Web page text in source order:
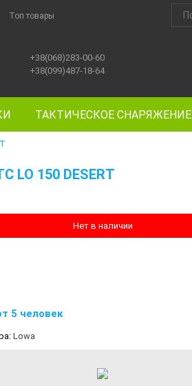
Топ товары
+38(068)283-00-60
+38(099)487-18-64
ТАКТИЧЕСКОЕ СНАРЯЖЕНИЕ
LO 150 DESERT
Нет в наличии
5 человек
Lowa